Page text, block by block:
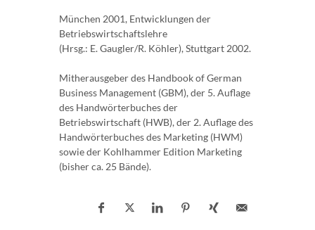
München 2001, Entwicklungen der
Betriebswirtschaftslehre
(Hrsg.: E. Gaugler/R. Köhler), Stuttgart 2002.
Mitherausgeber des Handbook of German
Business Management (GBM), der 5. Auflage
des Handwörterbuches der
Betriebswirtschaft (HWB), der 2. Auflage des
Handwörterbuches des Marketing (HWM)
sowie der Kohlhammer Edition Marketing
(bisher ca. 25 Bände).